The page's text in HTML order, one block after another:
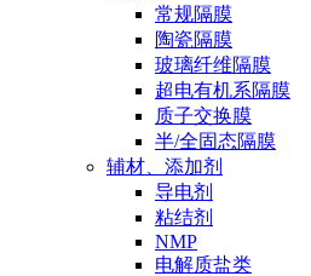
常规隔膜
陶瓷隔膜
玻璃纤维隔膜
超电有机系隔膜
质子交换膜
半/全固态隔膜
辅材、添加剂
导电剂
粘结剂
NMP
电解质盐类